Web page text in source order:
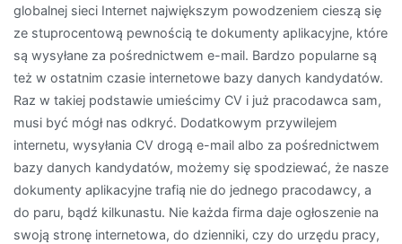
globalnej sieci Internet największym powodzeniem cieszą się
ze stuprocentową pewnością te dokumenty aplikacyjne, które
są wysyłane za pośrednictwem e-mail. Bardzo popularne są
też w ostatnim czasie internetowe bazy danych kandydatów.
Raz w takiej podstawie umieścimy CV i już pracodawca sam,
musi być mógł nas odkryć. Dodatkowym przywilejem
internetu, wysyłania CV drogą e-mail albo za pośrednictwem
bazy danych kandydatów, możemy się spodziewać, że nasze
dokumenty aplikacyjne trafią nie do jednego pracodawcy, a
do paru, bądź kilkunastu. Nie każda firma daje ogłoszenie na
swoją stronę internetowa, do dzienniki, czy do urzędu pracy,